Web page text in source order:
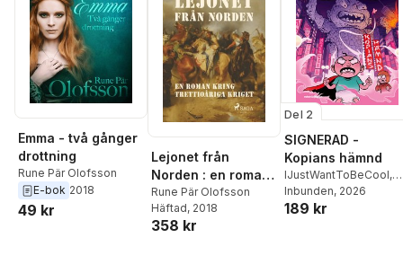
Emma - två gånger
drottning
Rune Pär Olofsson
E-bok 2018
49 kr
Lejonet från
Norden : en roman
kring Trettioåriga
kriget
Rune Pär Olofsson
Häftad, 2018
358 kr
Del 2
SIGNERAD -
Kopians hämnd
IJustWantToBeCool,
Joel Adolphson
Ejdemo Beer
Inbunden, 2026
189 kr